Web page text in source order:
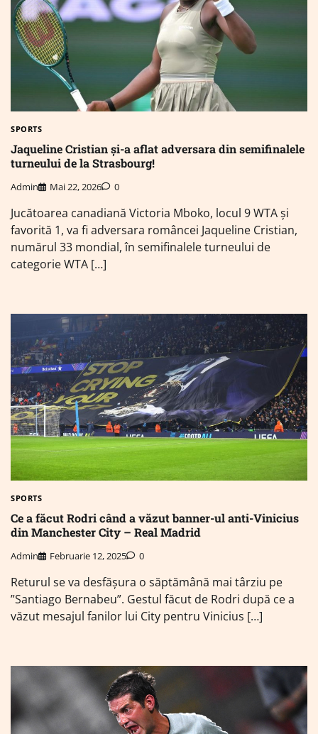
SPORTS
Jaqueline Cristian și-a aflat adversara din semifinalele
turneului de la Strasbourg!
Admin Mai 22, 2026 0
Jucătoarea canadiană Victoria Mboko, locul 9 WTA şi
favorită 1, va fi adversara româncei Jaqueline Cristian,
numărul 33 mondial, în semifinalele turneului de
categorie WTA […]
SPORTS
Ce a făcut Rodri când a văzut banner-ul anti-Vinicius
din Manchester City – Real Madrid
Admin Februarie 12, 2025 0
Returul se va desfășura o săptămână mai târziu pe
”Santiago Bernabeu”. Gestul făcut de Rodri după ce a
văzut mesajul fanilor lui City pentru Vinicius […]